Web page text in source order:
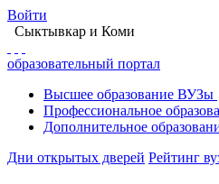
Войти
Сыктывкар и Коми
образовательный портал
Высшее образование ВУЗы
Профессиональное
Дополнительное
Дни открытых дверей Рейтинг